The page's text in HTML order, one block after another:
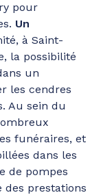
pour
Un
à Saint-
la possibilité
un
les cendres
Au sein du
funéraires, et
dans les
de pompes
des prestations